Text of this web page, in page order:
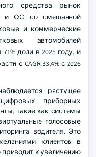
средства рынок
и ОС со смешанной
и коммерческие
автомобилей
доли в 2025 году, и
с CAGR 33,4% с 2026
растущее
приборных
такие как системы
голосовые
водителя. Это
клиентов в
приводит к увеличению